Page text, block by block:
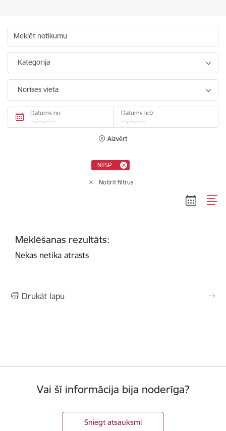
Meklēt notikumu
Kategorija
Norises vieta
Datums no Datums līdz
Aizvērt
NTSP
Notīrīt filtrus
Meklēšanas rezultāts:
Nekas netika atrasts
Drukāt lapu
Vai šī informācija bija noderīga?
Sniegt atsauksmi